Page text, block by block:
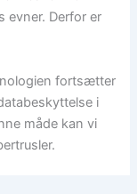
evner. Derfor er
fortsætter
i
måde kan vi